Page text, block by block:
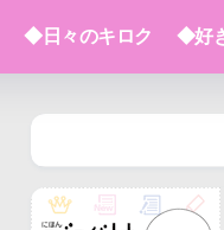
◆日々のキロク ◆好